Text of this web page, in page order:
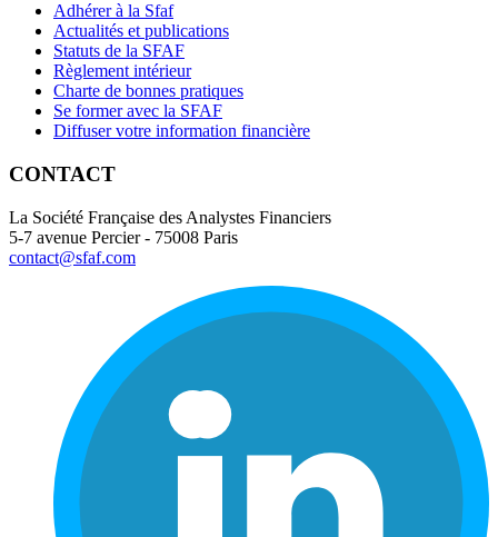
Adhérer à la Sfaf
Actualités et publications
Statuts de la SFAF
Règlement intérieur
Charte de bonnes pratiques
Se former avec la SFAF
Diffuser votre information financière
CONTACT
La Société Française des Analystes Financiers
5-7 avenue Percier - 75008 Paris
contact@sfaf.com